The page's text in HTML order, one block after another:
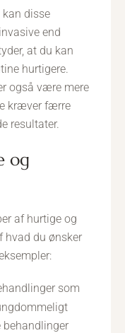
disse
end
at du kan
hurtigere.
også være mere
kræver færre
resultater.
af hurtige og
hvad du ønsker
som
behandlinger